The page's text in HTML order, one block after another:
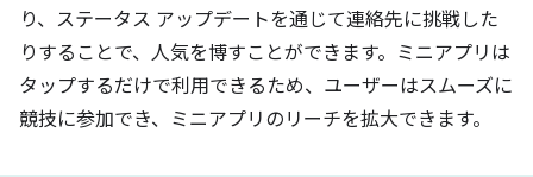
り、ステータス アップデートを通じて連絡先に挑戦した
りすることで、人気を博すことができます。ミニアプリは
タップするだけで利用できるため、ユーザーはスムーズに
競技に参加でき、ミニアプリのリーチを拡大できます。